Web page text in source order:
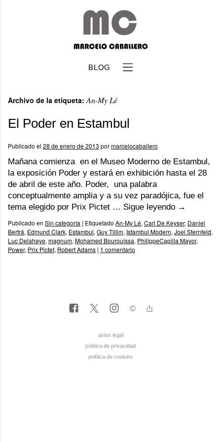
BLOG
Archivo de la etiqueta:An-My Lé
El Poder en Estambul
Publicado el 28 de enero de 2013 pormarcelocaballero
Mañana comienza en el Museo Moderno de Estambul,
la exposición Poder y estará en exhibición hasta el 28
de abril de este año. Poder, una palabra
conceptualmente amplia y a su vez paradójica, fue el
tema elegido por Prix Pictet … Sigue leyendo →
Publicado en Sin categoría | Etiquetado An-My Lé, Carl De Keyser, Daniel
Bertrá, Edmund Clark, Estambul, Guy Tillim, Istambul Modern, Joel Sternfeld,
Luc Delahaye, magnum, Mohamed Bourouissa, PhilippeCapilla Mayor,
Power, Prix Pictet, Robert Adams | 1 comentario
aviso legal
política de privacidad
política de cookies